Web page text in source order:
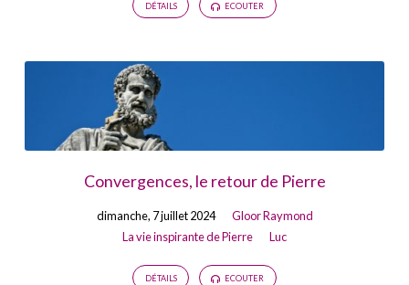
DÉTAILS ECOUTER
Convergences, le retour de Pierre
dimanche, 7 juillet 2024
Gloor Raymond
La vie inspirante de Pierre
Luc
DÉTAILS ECOUTER